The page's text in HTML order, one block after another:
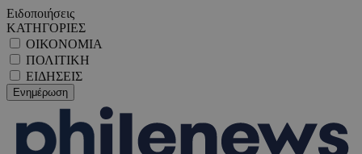
Ειδοποιήσεις
ΚΑΤΗΓΟΡΙΕΣ
ΟΙΚΟΝΟΜΙΑ
ΠΟΛΙΤΙΚΗ
ΕΙΔΗΣΕΙΣ